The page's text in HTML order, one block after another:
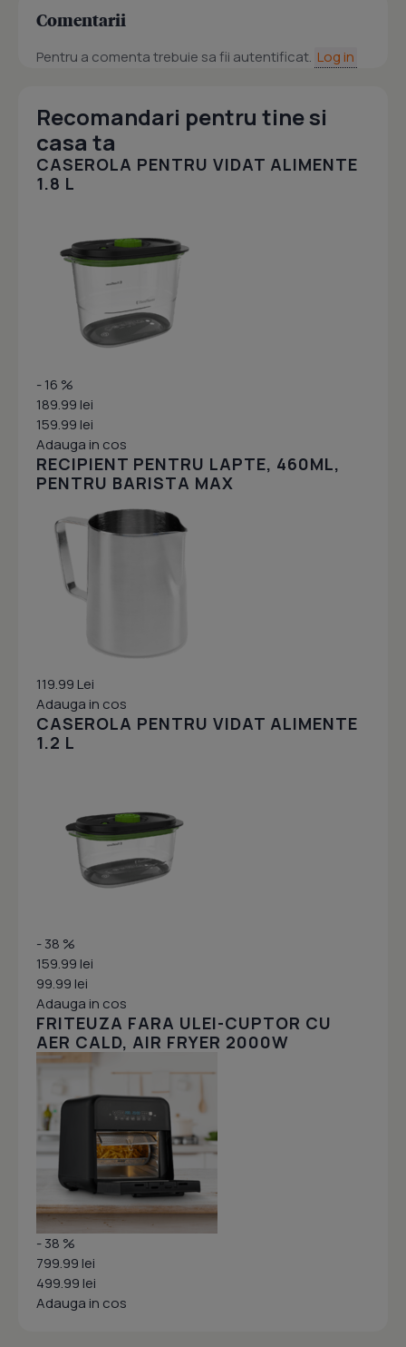
Comentarii
Pentru a comenta trebuie sa fii autentificat. Log in
Recomandari pentru tine si
casa ta
CASEROLA PENTRU VIDAT ALIMENTE
1.8 L
- 16 %
189.99 lei
159.99 lei
Adauga in cos
RECIPIENT PENTRU LAPTE, 460ML,
PENTRU BARISTA MAX
119.99 Lei
Adauga in cos
CASEROLA PENTRU VIDAT ALIMENTE
1.2 L
- 38 %
159.99 lei
99.99 lei
Adauga in cos
FRITEUZA FARA ULEI-CUPTOR CU
AER CALD, AIR FRYER 2000W
- 38 %
799.99 lei
499.99 lei
Adauga in cos